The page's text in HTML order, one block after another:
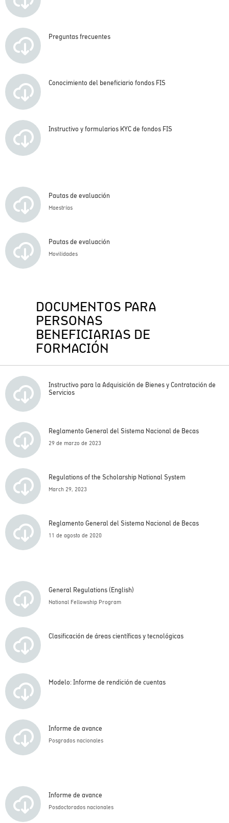
Preguntas frecuentes
Conocimiento del beneficiario fondos FIS
Instructivo y formularios KYC de fondos FIS
Pautas de evaluación
Maestrías
Pautas de evaluación
Movilidades
DOCUMENTOS PARA
PERSONAS
BENEFICIARIAS DE
FORMACIÓN
Instructivo para la Adquisición de Bienes y Contratación de
Servicios
Reglamento General del Sistema Nacional de Becas
29 de marzo de 2023
Regulations of the Scholarship National System
March 29, 2023
Reglamento General del Sistema Nacional de Becas
11 de agosto de 2020
General Regulations (English)
National Fellowship Program
Clasificación de áreas científicas y tecnológicas
Modelo: Informe de rendición de cuentas
Informe de avance
Posgrados nacionales
Informe de avance
Posdoctorados nacionales